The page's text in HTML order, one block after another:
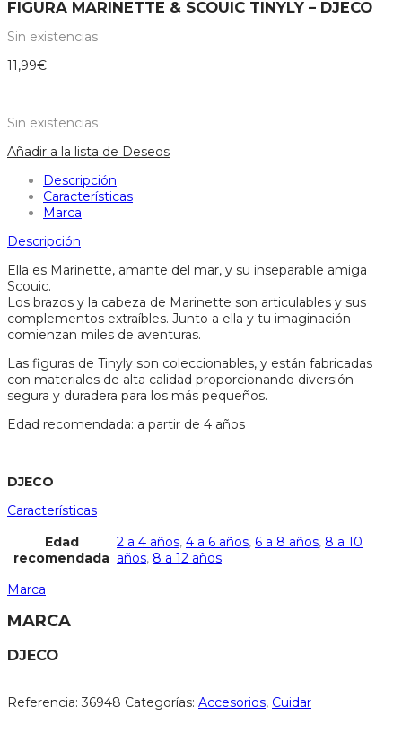
FIGURA MARINETTE & SCOUIC TINYLY – DJECO
Sin existencias
11,99€
Sin existencias
Añadir a la lista de Deseos
Descripción
Características
Marca
Descripción
Ella es Marinette, amante del mar, y su inseparable amiga
Scouic.
Los brazos y la cabeza de Marinette son articulables y sus
complementos extraíbles. Junto a ella y tu imaginación
comienzan miles de aventuras.
Las figuras de Tinyly son coleccionables, y están fabricadas
con materiales de alta calidad proporcionando diversión
segura y duradera para los más pequeños.
Edad recomendada: a partir de 4 años
DJECO
Características
Edad
recomendada
2 a 4 años, 4 a 6 años, 6 a 8 años, 8 a 10
años, 8 a 12 años
Marca
MARCA
DJECO
Referencia:36948 Categorías: Accesorios, Cuidar